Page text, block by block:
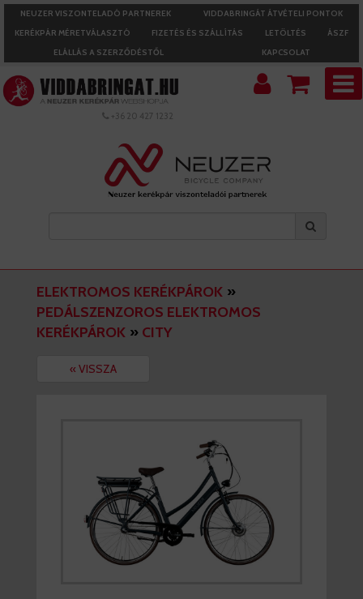
NEUZER VISZONTELADÓ PARTNEREK
VIDDABRINGÁT ÁTVÉTELI PONTOK
KERÉKPÁR MÉRETVÁLASZTÓ
FIZETÉS ÉS SZÁLLÍTÁS LETÖLTÉS
ÁSZF
ELÁLLÁS A SZERZŐDÉSTŐL
KAPCSOLAT
+36 20 427 1232
ELEKTROMOS KERÉKPÁROK »
PEDÁLSZENZOROS ELEKTROMOS
KERÉKPÁROK » CITY
« VISSZA